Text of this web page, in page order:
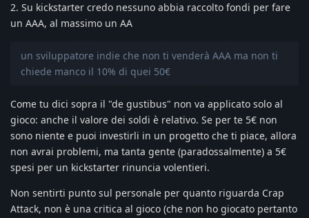
2. Su kickstarter credo nessuno abbia raccolto fondi per fare
un AAA, al massimo un AA
un sviluppatore indie che non ti venderà AAA ma non ti
chiede manco il 10% di quei 50€
Come tu dici sopra il "de gustibus" non va applicato solo al
gioco: anche il valore dei soldi è relativo. Se per te 5€ non
sono niente e puoi investirli in un progetto che ti piace, allora
non avrai problemi, ma tanta gente (paradossalmente) a 5€
spesi per un kickstarter rinuncia volentieri.
Non sentirti punto sul personale per quanto riguarda Crap
Attack, non è una critica al gioco (che non ho giocato pertanto